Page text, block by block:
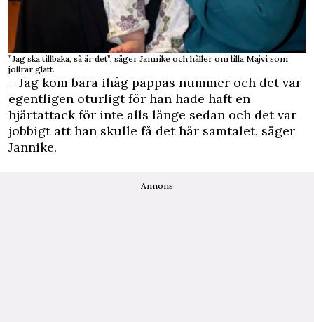
”Jag ska tillbaka, så är det”, säger Jannike och håller om lilla Majvi som
jollrar glatt.
– Jag kom bara ihåg pappas nummer och det var
egentligen oturligt för han hade haft en
hjärtattack för inte alls länge sedan och det var
jobbigt att han skulle få det här samtalet, säger
Jannike.
Annons